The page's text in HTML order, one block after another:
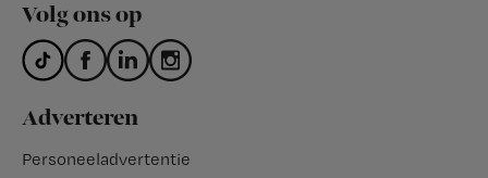
Volg ons op
Adverteren
Personeeladvertentie